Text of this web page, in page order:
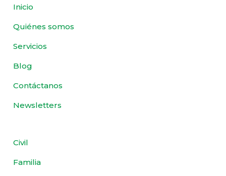
Inicio
Quiénes somos
Servicios
Blog
Contáctanos
Newsletters
Civil
Familia